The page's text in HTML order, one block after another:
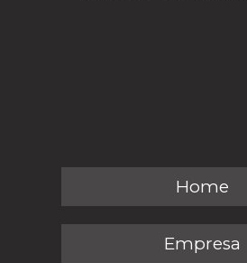
Home
Empresa